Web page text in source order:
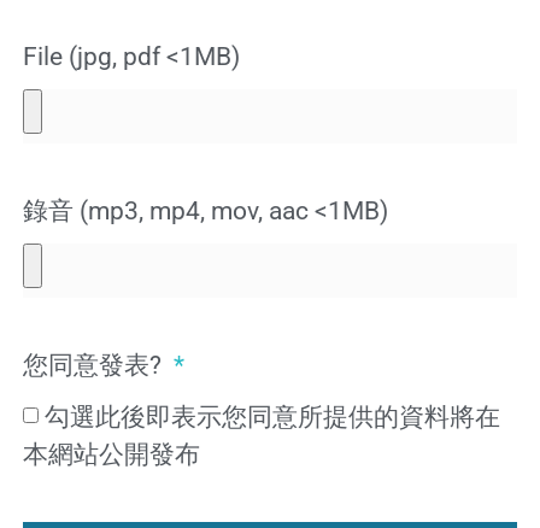
File (jpg, pdf <1MB)
錄音 (mp3, mp4, mov, aac <1MB)
您同意發表?
勾選此後即表示您同意所提供的資料將在
本網站公開發布